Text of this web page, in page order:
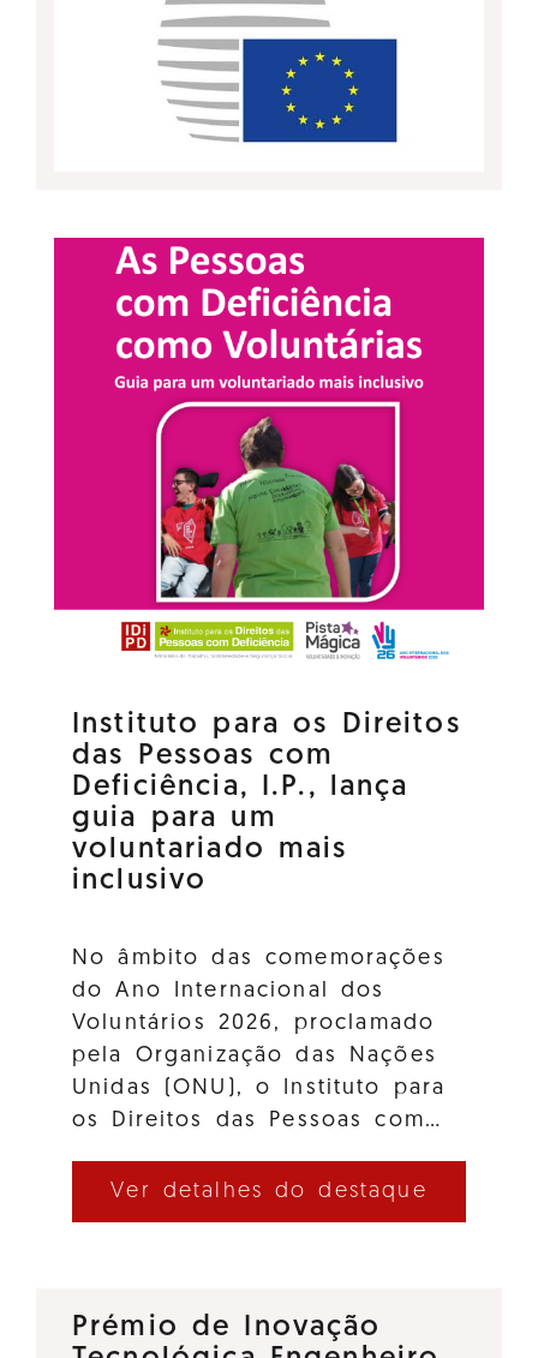
Instituto para os Direitos
das Pessoas com
Deficiência, I.P., lança
guia para um
voluntariado mais
inclusivo
No âmbito das comemorações
do Ano Internacional dos
Voluntários 2026, proclamado
pela Organização das Nações
Unidas (ONU), o Instituto para
os Direitos das Pessoas com…
Ver detalhes do destaque
Prémio de Inovação